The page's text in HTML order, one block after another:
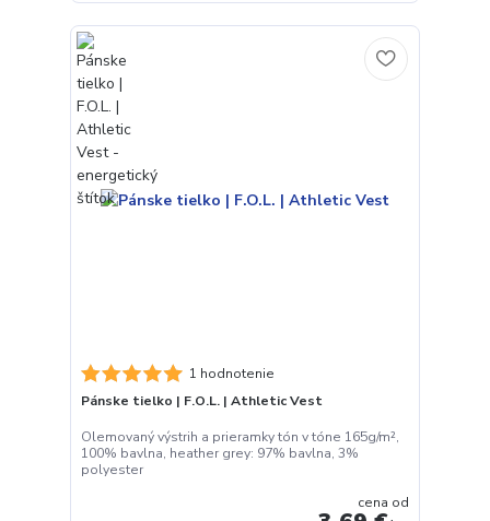
1 hodnotenie
Pánske tielko | F.O.L. | Athletic Vest
Olemovaný výstrih a prieramky tón v tóne 165g/m²,
100% bavlna, heather grey: 97% bavlna, 3%
polyester
cena od